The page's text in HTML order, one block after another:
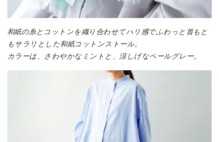
和紙の糸とコットンを織り合わせてハリ感でふわっと首もと
もサラリとした和紙コットンストール。
カラーは、さわやかなミントと、涼しげなペールグレー。